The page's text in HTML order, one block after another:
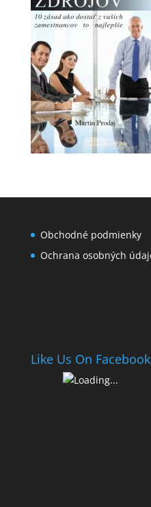
Obchodné podmienky
Ochrana osobných
Like Us On Facebook